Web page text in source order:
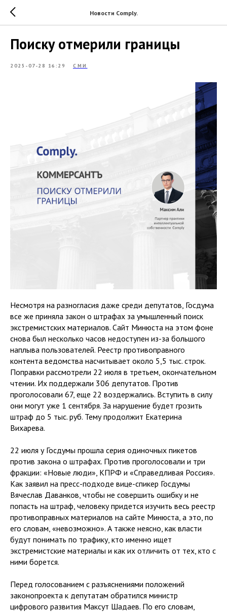
Новости Comply.
Поиску отмерили границы
2025-07-28 16:29 СМИ
Несмотря на разногласия даже среди депутатов, Госдума
все же приняла закон о штрафах за умышленный поиск
экстремистских материалов. Сайт Минюста на этом фоне
снова был несколько часов недоступен из-за большого
наплыва пользователей. Реестр противоправного
контента ведомства насчитывает около 5,5 тыс. строк.
Поправки рассмотрели 22 июля в третьем, окончательном
чтении. Их поддержали 306 депутатов. Против
проголосовали 67, еще 22 воздержались. Вступить в силу
они могут уже 1 сентября. За нарушение будет грозить
штраф до 5 тыс. руб. Тему продолжит Екатерина
Вихарева.
22 июля у Госдумы прошла серия одиночных пикетов
против закона о штрафах. Против проголосовали и три
фракции: «Новые люди», КПРФ и «Справедливая Россия».
Как заявил на пресс-подходе вице-спикер Госдумы
Вячеслав Даванков, чтобы не совершить ошибку и не
попасть на штраф, человеку придется изучить весь реестр
противоправных материалов на сайте Минюста, а это, по
его словам, «невозможно». А также неясно, как власти
будут понимать по трафику, кто именно ищет
экстремистские материалы и как их отличить от тех, кто с
ними борется.
Перед голосованием с разъяснениями положений
законопроекта к депутатам обратился министр
цифрового развития Максут Шадаев. По его словам,